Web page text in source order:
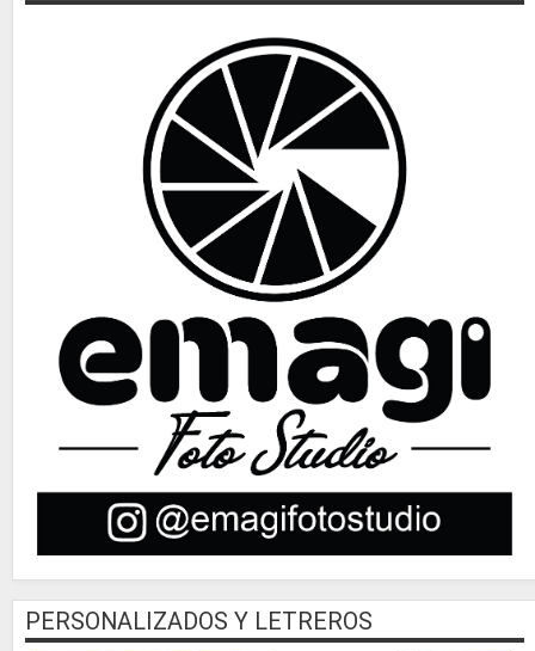
PERSONALIZADOS Y LETREROS